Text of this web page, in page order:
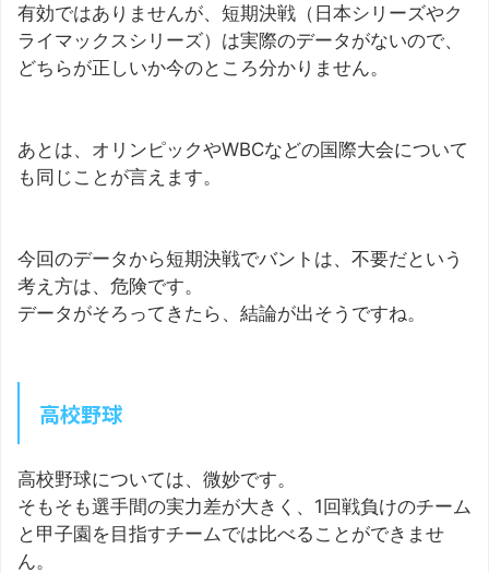
有効ではありませんが、短期決戦（日本シリーズやク
ライマックスシリーズ）は実際のデータがないので、
どちらが正しいか今のところ分かりません。
あとは、オリンピックやWBCなどの国際大会について
も同じことが言えます。
今回のデータから短期決戦でバントは、不要だという
考え方は、危険です。
データがそろってきたら、結論が出そうですね。
高校野球
高校野球については、微妙です。
そもそも選手間の実力差が大きく、1回戦負けのチーム
と甲子園を目指すチームでは比べることができませ
ん。